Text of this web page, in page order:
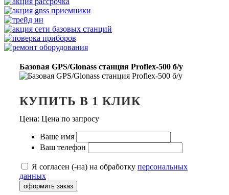
Базовая GPS/Glonass станция Proflex-500 б/у
КУПИТЬ В 1 КЛИК
Цена: Цена по запросу
Ваше имя
Ваш телефон
Я согласен (-на) на обработку персональных
данных
оформить заказ